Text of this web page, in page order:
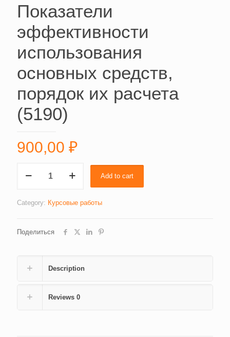
Показатели
эффективности
использования
основных средств,
порядок их расчета
(5190)
900,00 ₽
эффективности
основных
их
quantity
Add to cart
Category: Курсовые работы
Поделиться
Description
Reviews 0